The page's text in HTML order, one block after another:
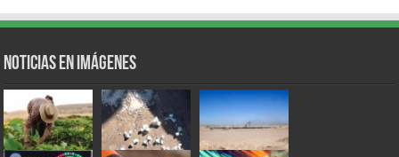
Noticias en Imágenes